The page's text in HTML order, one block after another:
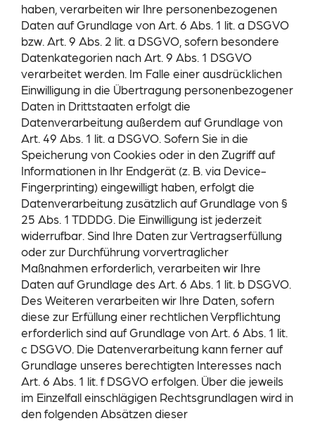
haben, verarbeiten wir Ihre personenbezogenen
Daten auf Grundlage von Art. 6 Abs. 1 lit. a DSGVO
bzw. Art. 9 Abs. 2 lit. a DSGVO, sofern besondere
Datenkategorien nach Art. 9 Abs. 1 DSGVO
verarbeitet werden. Im Falle einer ausdrücklichen
Einwilligung in die Übertragung personenbezogener
Daten in Drittstaaten erfolgt die
Datenverarbeitung außerdem auf Grundlage von
Art. 49 Abs. 1 lit. a DSGVO. Sofern Sie in die
Speicherung von Cookies oder in den Zugriff auf
Informationen in Ihr Endgerät (z. B. via Device-
Fingerprinting) eingewilligt haben, erfolgt die
Datenverarbeitung zusätzlich auf Grundlage von §
25 Abs. 1 TDDDG. Die Einwilligung ist jederzeit
widerrufbar. Sind Ihre Daten zur Vertragserfüllung
oder zur Durchführung vorvertraglicher
Maßnahmen erforderlich, verarbeiten wir Ihre
Daten auf Grundlage des Art. 6 Abs. 1 lit. b DSGVO.
Des Weiteren verarbeiten wir Ihre Daten, sofern
diese zur Erfüllung einer rechtlichen Verpflichtung
erforderlich sind auf Grundlage von Art. 6 Abs. 1 lit.
c DSGVO. Die Datenverarbeitung kann ferner auf
Grundlage unseres berechtigten Interesses nach
Art. 6 Abs. 1 lit. f DSGVO erfolgen. Über die jeweils
im Einzelfall einschlägigen Rechtsgrundlagen wird in
den folgenden Absätzen dieser